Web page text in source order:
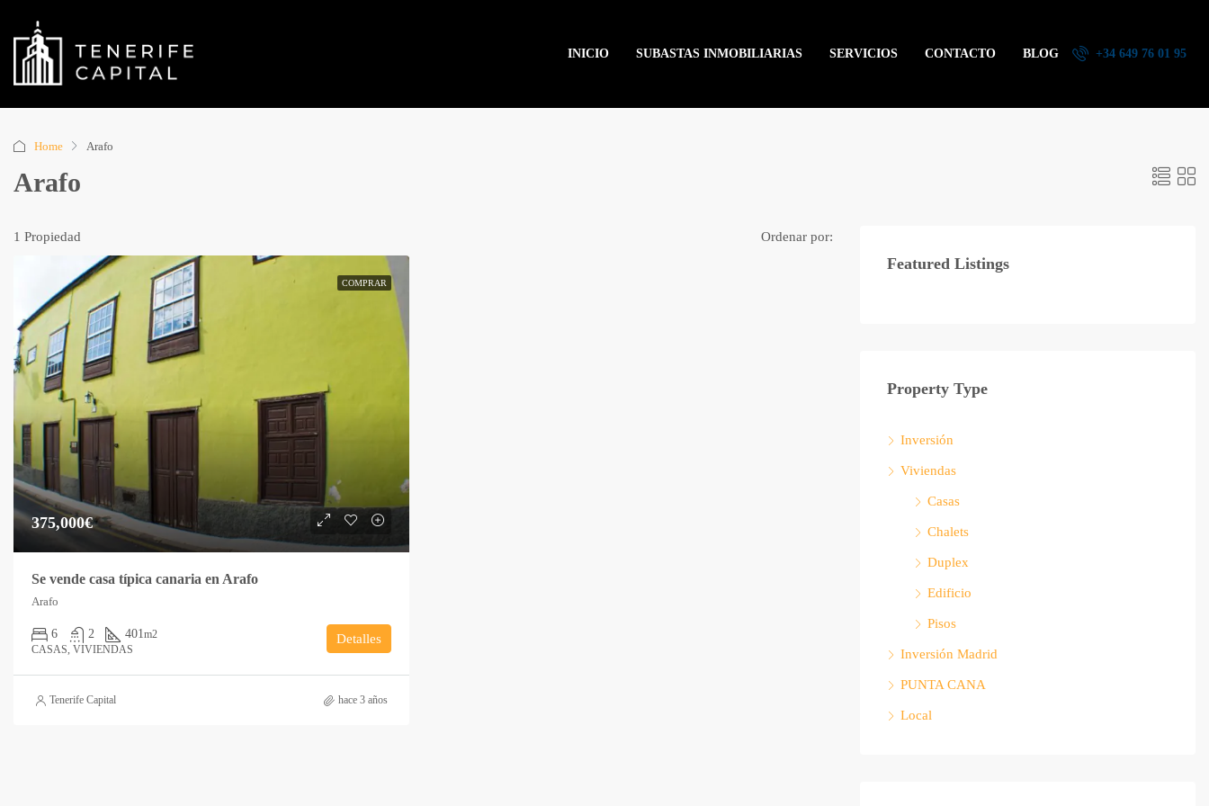
INICIO SUBASTAS INMOBILIARIAS SERVICIOS CONTACTO BLOG +34 649 76 01 95
Home Arafo
Arafo
1 Propiedad Ordenar por:
COMPRAR
375,000€
Se vende casa típica canaria en Arafo
Arafo
6 2 401m2
CASAS, VIVIENDAS
Detalles
Tenerife Capital hace 3 años
Featured Listings
Property Type
Inversión
Viviendas
Casas
Chalets
Duplex
Edificio
Pisos
Inversión Madrid
PUNTA CANA
Local